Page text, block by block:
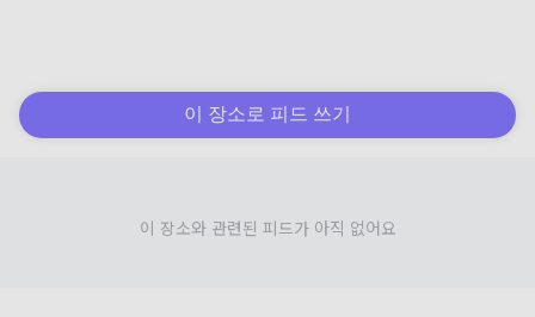
이 장소로 피드 쓰기
이 장소와 관련된 피드가 아직 없어요